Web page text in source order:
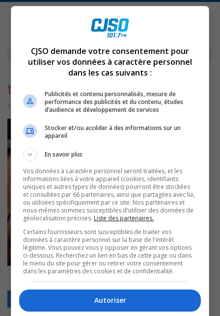
LE CLUB DE TIR BALLE D’ARGENT OUVRE SES
tir1
18 août 2016 | Par Journaliste CJSO
CJSO demande votre consentement pour
utiliser vos données à caractère personnel
dans les cas suivants :
Publicités et contenu personnalisés, mesure de
performance des publicités et du contenu, études
d’audience et développement de services
Stocker et/ou accéder à des informations sur un
appareil
En savoir plus
Vos données à caractère personnel seront traitées, et les
informations liées à votre appareil (cookies, identifiants
uniques et autres types de données) pourront être stockées
et consultées par 66 partenaires, ainsi que partagées avec lui,
ou utilisées spécifiquement par ce site. Nos partenaires et
nous-mêmes sommes susceptibles d'utiliser des données de
géolocalisation précises. Liste des partenaires.
Certains fournisseurs sont susceptibles de traiter vos
données à caractère personnel sur la base de l'intérêt
légitime. Vous pouvez vous y opposer en gérant vos options
ci-dessous. Recherchez un lien en bas de cette page ou dans
le menu du site pour gérer ou retirer votre consentement
dans les paramètres des cookies et de confidentialité.
Autoriser